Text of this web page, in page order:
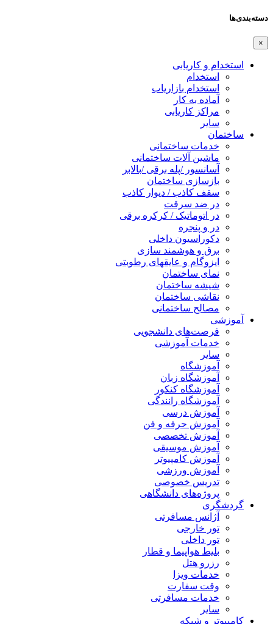
دسته‌بندی‌ها
×
استخدام و کاریابی
استخدام
استخدام بازاریاب
آماده به کار
مراکز کاریابی
سایر
ساختمان
خدمات ساختمانی
ماشین آلات ساختمانی
آسانسور /پله برقی /بالابر
بازسازی ساختمان
سقف کاذب / دیوار کاذب
در ضد سرقت
در اتوماتیک / کرکره برقی
در و پنجره
دکوراسیون داخلی
برق و هوشمند سازی
ایزوگام و عایقهای رطوبتی
نمای ساختمان
شیشه ساختمان
نقاشی ساختمان
مصالح ساختمانی
آموزشی
فرصت‌های دانشجویی
خدمات آموزشی
سایر
آموزشگاه
آموزشگاه زبان
آموزشگاه کنکور
آموزشگاه رانندگی
آموزش درسی
آموزش حرفه و فن
آموزش تخصصی
آموزش موسیقی
آموزش کامپیوتر
آموزش ورزشی
تدریس خصوصی
پروژه‌های دانشگاهی
گردشگری
آژانس مسافرتی
تور خارجی
تور داخلی
بلیط هواپیما و قطار
رزرو هتل
خدمات ویزا
وقت سفارت
خدمات مسافرتی
سایر
کامپیوتر و شبکه